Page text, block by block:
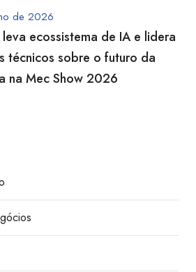
de 2026
leva ecossistema de IA e lidera
técnicos sobre o futuro da
na Mec Show 2026